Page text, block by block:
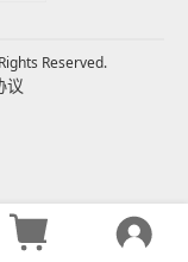
Reserved.
议